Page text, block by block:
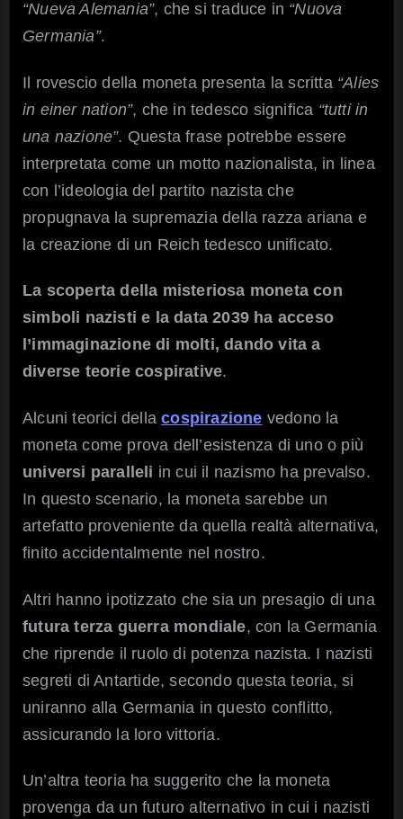
“Nueva Alemania”, che si traduce in “Nuova
Germania”.
Il rovescio della moneta presenta la scritta “Alies
in einer nation”, che in tedesco significa “tutti in
una nazione”. Questa frase potrebbe essere
interpretata come un motto nazionalista, in linea
con l’ideologia del partito nazista che
propugnava la supremazia della razza ariana e
la creazione di un Reich tedesco unificato.
La scoperta della misteriosa moneta con
simboli nazisti e la data 2039 ha acceso
l’immaginazione di molti, dando vita a
diverse teorie cospirative.
Alcuni teorici dellacospirazione vedono la
moneta come prova dell’esistenza di uno o più
universi paralleli in cui il nazismo ha prevalso.
In questo scenario, la moneta sarebbe un
artefatto proveniente da quella realtà alternativa,
finito accidentalmente nel nostro.
Altri hanno ipotizzato che sia un presagio di una
futura terza guerra mondiale, con la Germania
che riprende il ruolo di potenza nazista. I nazisti
segreti di Antartide, secondo questa teoria, si
uniranno alla Germania in questo conflitto,
assicurando la loro vittoria.
Un’altra teoria ha suggerito che la moneta
provenga da un futuro alternativo in cui i nazisti